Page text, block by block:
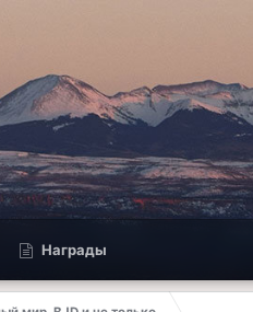
Награды